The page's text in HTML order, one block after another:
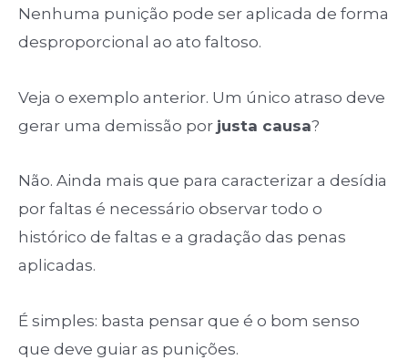
Nenhuma punição pode ser aplicada de forma
desproporcional ao ato faltoso.
Veja o exemplo anterior. Um único atraso deve
gerar uma demissão por justa causa?
Não. Ainda mais que para caracterizar a desídia
por faltas é necessário observar todo o
histórico de faltas e a gradação das penas
aplicadas.
É simples: basta pensar que é o bom senso
que deve guiar as punições.